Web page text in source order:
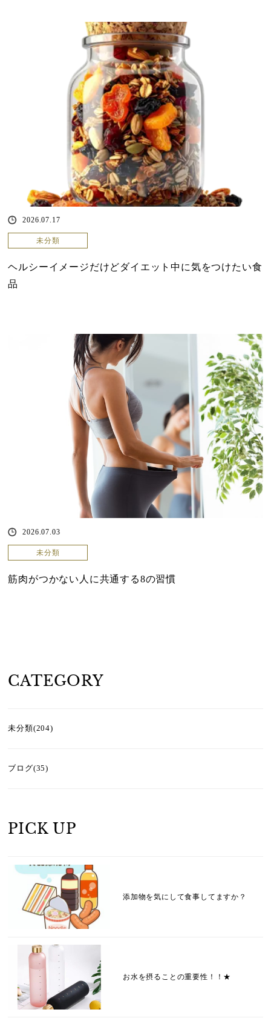
2026.07.17
未分類
ヘルシーイメージだけどダイエット中に気をつけたい食
品
2026.07.03
未分類
筋肉がつかない人に共通する8の習慣
CATEGORY
未分類(204)
ブログ(35)
PICK UP
添加物を気にして食事してますか？
お水を摂ることの重要性！！★